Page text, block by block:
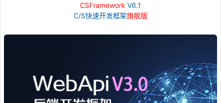
CSFramework V6.1
C/S快速开发框架旗舰版